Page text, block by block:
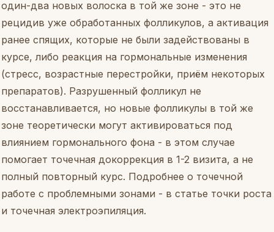
один-два новых волоска в той же зоне - это не
рецидив уже обработанных фолликулов, а активация
ранее спящих, которые не были задействованы в
курсе, либо реакция на гормональные изменения
(стресс, возрастные перестройки, приём некоторых
препаратов). Разрушенный фолликул не
восстанавливается, но новые фолликулы в той же
зоне теоретически могут активироваться под
влиянием гормонального фона - в этом случае
помогает точечная докоррекция в 1-2 визита, а не
полный повторный курс. Подробнее о точечной
работе с проблемными зонами - в статье точки роста
и точечная электроэпиляция.